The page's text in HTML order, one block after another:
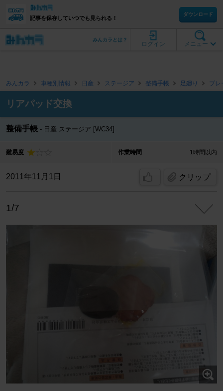
記事を保存していつでも見られる！
ダウンロード
メニュー
ログイン
みんカラとは？
みんカラ 車種別情報 日産 ステージア 整備手帳 足廻り ブレ
リアパッド交換
整備手帳 日産 ステージア [WC34]
難易度 作業時間 1時間以内
2011年11月1日 クリップ
1/7